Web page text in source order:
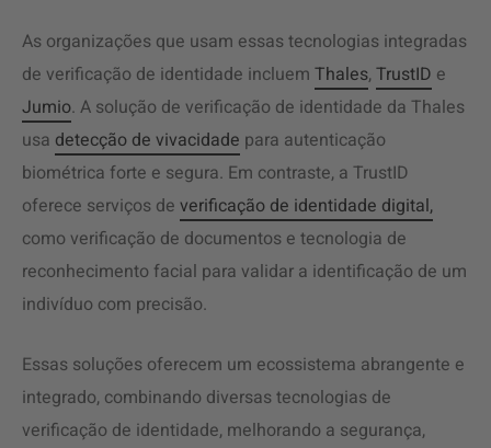
As organizações que usam essas tecnologias integradas
de verificação de identidade incluem Thales, TrustID e
Jumio. A solução de verificação de identidade da Thales
usa detecção de vivacidade para autenticação
biométrica forte e segura. Em contraste, a TrustID
oferece serviços de verificação de identidade digital,
como verificação de documentos e tecnologia de
reconhecimento facial para validar a identificação de um
indivíduo com precisão.
Essas soluções oferecem um ecossistema abrangente e
integrado, combinando diversas tecnologias de
verificação de identidade, melhorando a segurança,